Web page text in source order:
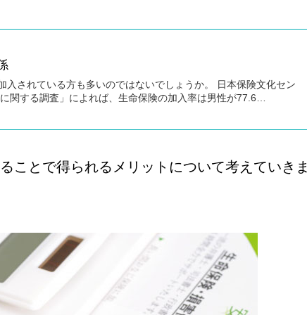
入されている方も多いのではないでしょうか。 日本保険文化セン
関する調査」によれば、生命保険の加入率は男性が77.6…
ことで得られるメリットについて考えていきま